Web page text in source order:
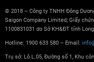
© 2018 – Công ty TNHH Đông
Saigon Company Limited; Giấy
1100831031 do Sở KH&ĐT tỉnh
Hotline: 1900 633 580 – Email:
Trụ sở: Lô L.05, Đường số 1, Khu